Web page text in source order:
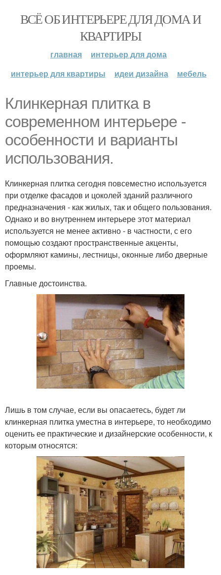
ВСЁ ОБ ИНТЕРЬЕРЕ ДЛЯ ДОМА И
КВАРТИРЫ
главная
интерьер для дома
интерьер для квартиры
идеи дизайна мебель
Клинкерная плитка в
современном интерьере -
особенности и варианты
использования.
Клинкерная плитка сегодня повсеместно используется
при отделке фасадов и цоколей зданий различного
предназначения - как жилых, так и общего пользования.
Однако и во внутреннем интерьере этот материал
используется не менее активно - в частности, с его
помощью создают пространственные акценты,
оформляют камины, лестницы, оконные либо дверные
проемы.
Главные достоинства.
Лишь в том случае, если вы опасаетесь, будет ли
клинкерная плитка уместна в интерьере, то необходимо
оценить ее практические и дизайнерские особенности, к
которым относятся: